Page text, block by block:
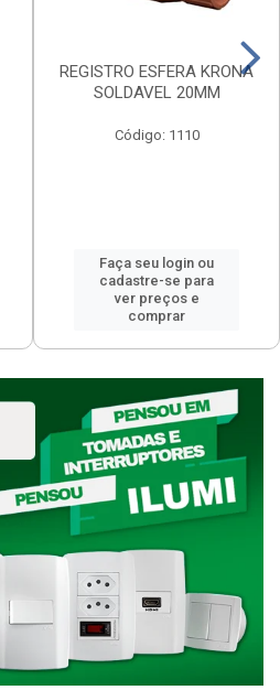
REGISTRO ESFERA KRONA
SOLDAVEL 20MM
Código: 1110
Faça seu login ou
cadastre-se para
ver preços e
comprar